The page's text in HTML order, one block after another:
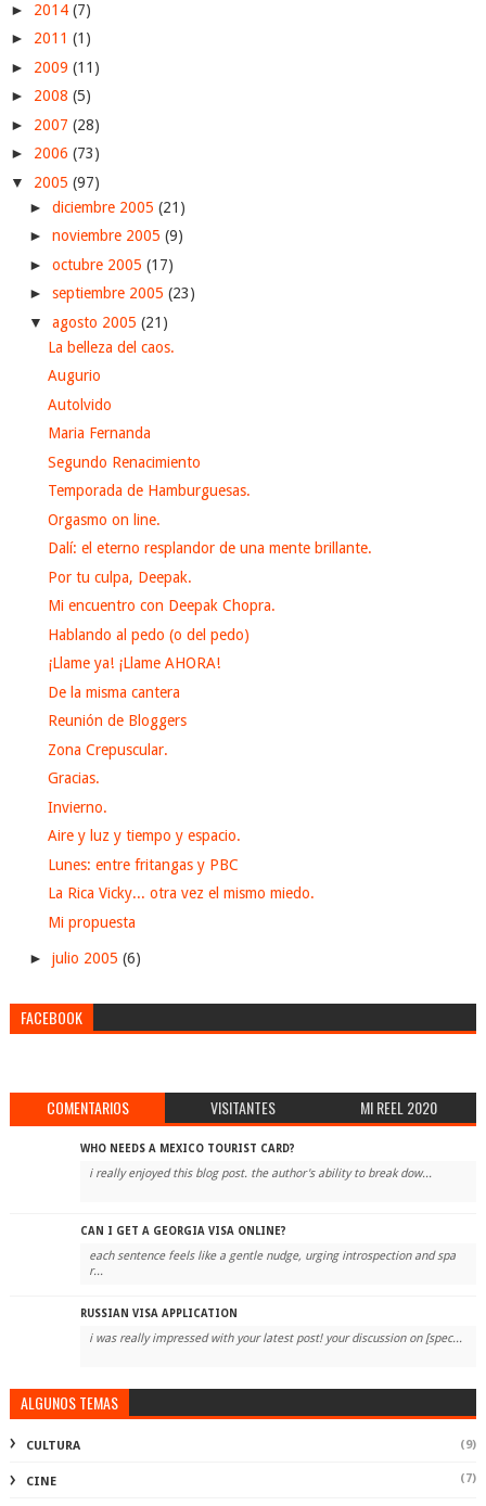
► 2014 (7)
► 2011 (1)
► 2009 (11)
► 2008 (5)
► 2007 (28)
► 2006 (73)
▼ 2005 (97)
► diciembre 2005 (21)
► noviembre 2005 (9)
► octubre 2005 (17)
► septiembre 2005 (23)
▼ agosto 2005 (21)
La belleza del caos.
Augurio
Autolvido
Maria Fernanda
Segundo Renacimiento
Temporada de Hamburguesas.
Orgasmo on line.
Dalí: el eterno resplandor de una mente brillante.
Por tu culpa, Deepak.
Mi encuentro con Deepak Chopra.
Hablando al pedo (o del pedo)
¡Llame ya! ¡Llame AHORA!
De la misma cantera
Reunión de Bloggers
Zona Crepuscular.
Gracias.
Invierno.
Aire y luz y tiempo y espacio.
Lunes: entre fritangas y PBC
La Rica Vicky... otra vez el mismo miedo.
Mi propuesta
► julio 2005 (6)
FACEBOOK
COMENTARIOS VISITANTES MI REEL 2020
WHO NEEDS A MEXICO TOURIST CARD?
i really enjoyed this blog post. the author's ability to break dow...
CAN I GET A GEORGIA VISA ONLINE?
each sentence feels like a gentle nudge, urging introspection and spa
r...
RUSSIAN VISA APPLICATION
i was really impressed with your latest post! your discussion on [spec...
ALGUNOS TEMAS
CULTURA (9)
CINE (7)